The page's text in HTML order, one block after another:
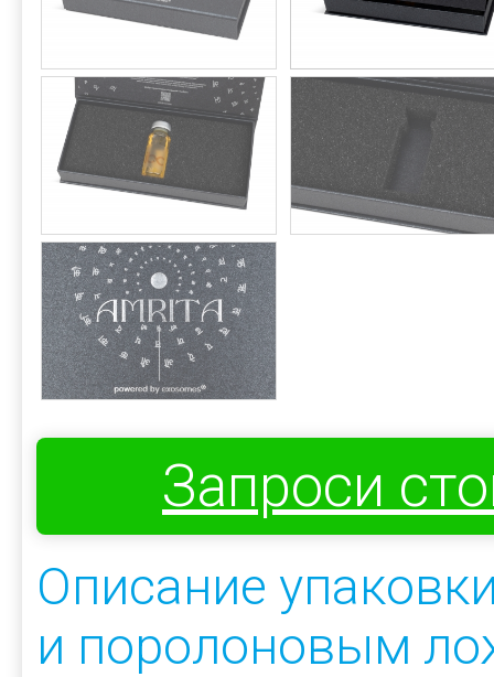
Запроси
Описание
и поролоновым